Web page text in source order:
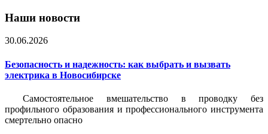
Наши новости
30.06.2026
Безопасность и надежность: как выбрать и вызвать
электрика в Новосибирске
Самостоятельное вмешательство в проводку без
профильного образования и профессионального инструмента
смертельно опасно